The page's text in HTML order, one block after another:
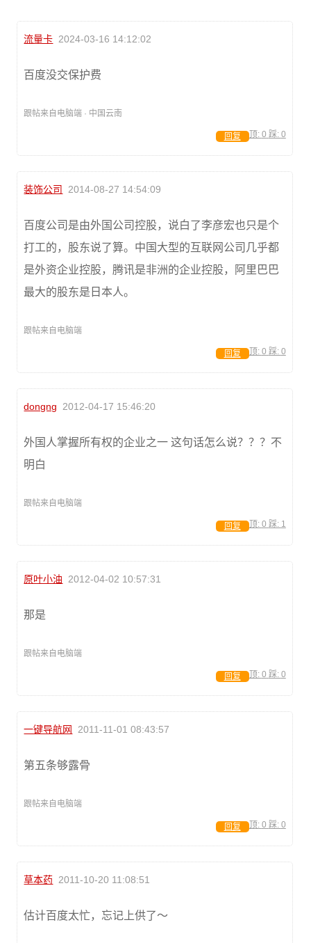
流量卡 2024-03-16 14:12:02
百度没交保护费
跟帖来自电脑端 · 中国云南
顶: 0 踩: 0
回复
装饰公司 2014-08-27 14:54:09
百度公司是由外国公司控股，说白了李彦宏也只是个
打工的，股东说了算。中国大型的互联网公司几乎都
是外资企业控股，腾讯是非洲的企业控股，阿里巴巴
最大的股东是日本人。
跟帖来自电脑端
顶: 0 踩: 0
回复
dongng 2012-04-17 15:46:20
外国人掌握所有权的企业之一 这句话怎么说？？？不
明白
跟帖来自电脑端
顶: 0 踩: 1
回复
原叶小油 2012-04-02 10:57:31
那是
跟帖来自电脑端
顶: 0 踩: 0
回复
一键导航网 2011-11-01 08:43:57
第五条够露骨
跟帖来自电脑端
顶: 0 踩: 0
回复
草本药 2011-10-20 11:08:51
估计百度太忙，忘记上供了～